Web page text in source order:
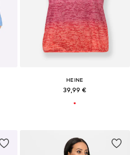
HEINE
39,99 €